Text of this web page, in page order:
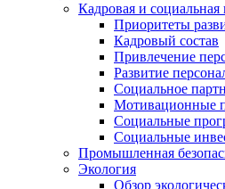
Кадровая и социальная
Приоритеты
Кадровый состав
Привлечение
Развитие
Социальное
Мотивационные
Социальные
Социальные
Промышленная
Экология
Обзор